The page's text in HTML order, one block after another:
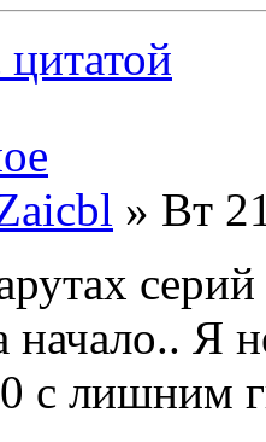
» Вт
начало.. Я
с лишним